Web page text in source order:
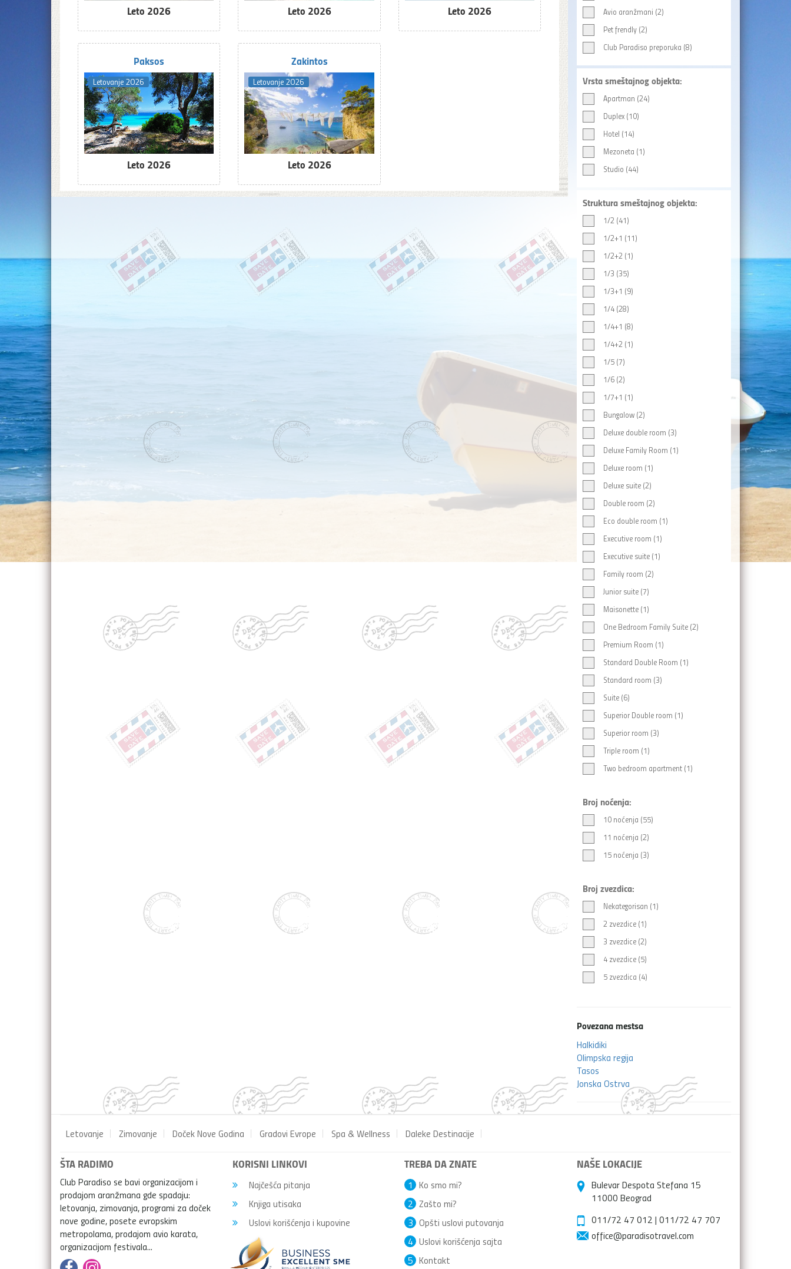
Avio aranžmani (2)
Pet frendly (2)
Club Paradiso preporuka (8)
Vrsta smeštajnog objekta:
Apartman (24)
Duplex (10)
Hotel (14)
Mezoneta (1)
Studio (44)
Struktura smeštajnog objekta:
1/2 (41)
1/2+1 (11)
1/2+2 (1)
1/3 (35)
1/3+1 (9)
1/4 (28)
1/4+1 (8)
1/4+2 (1)
1/5 (7)
1/6 (2)
1/7+1 (1)
Bungalow (2)
Deluxe double room (3)
Deluxe Family Room (1)
Deluxe room (1)
Deluxe suite (2)
Double room (2)
Eco double room (1)
Executive room (1)
Executive suite (1)
Family room (2)
Junior suite (7)
Maisonette (1)
One Bedroom Family Suite (2)
Premium Room (1)
Standard Double Room (1)
Standard room (3)
Suite (6)
Superior Double room (1)
Superior room (3)
Triple room (1)
Two bedroom apartment (1)
Broj noćenja:
10 noćenja (55)
11 noćenja (2)
15 noćenja (3)
Broj zvezdica:
Nekategorisan (1)
2 zvezdice (1)
3 zvezdice (2)
4 zvezdice (5)
5 zvezdica (4)
Povezana mestsa
Halkidiki
Olimpska regija
Tasos
Jonska Ostrva
Leto 2026 Leto 2026 Leto 2026
Paksos
Letovanje 2026
Leto 2026
Zakintos
Letovanje 2026
Leto 2026
Letovanje Zimovanje Doček Nove Godina Gradovi Evrope Spa & Wellness Daleke Destinacije
ŠTA RADIMO
Club Paradiso se bavi organizacijom i
prodajom aranžmana gde spadaju:
letovanja, zimovanja, programi za doček
nove godine, posete evropskim
metropolama, prodajom avio karata,
organizacijom festivala...
KORISNI LINKOVI
Najčešća pitanja
Knjiga utisaka
Uslovi korišćenja i kupovine
TREBA DA ZNATE
Ko smo mi?
1
Zašto mi?
2
Opšti uslovi putovanja
3
Uslovi korišćenja sajta
4
Kontakt
5
NAŠE LOKACIJE
Bulevar Despota Stefana 15
11000 Beograd
011/72 47 012 | 011/72 47 707
office@paradisotravel.com